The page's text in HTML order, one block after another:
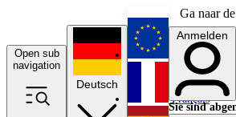
Ga naar
Open sub
navigation
Deutsch
English
Français
Anmelden
Sie sind